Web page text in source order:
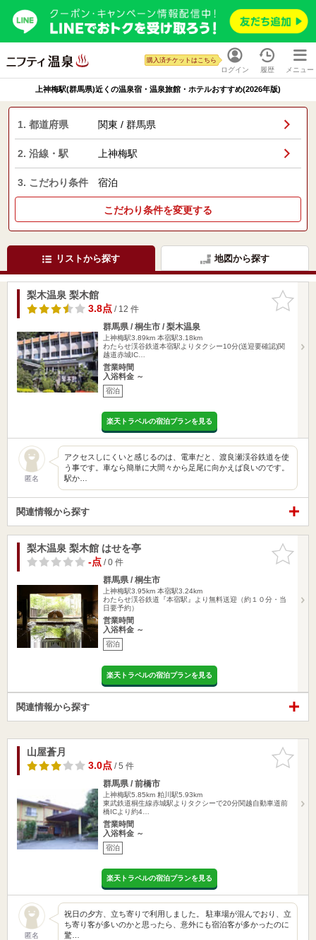
ログイン
購入済チケットはこちら
履歴 メニュー
上神梅駅(群馬県)近くの温泉宿・温泉旅館・ホテルおすすめ(2026年版)
1. 都道府県 関東 / 群馬県
2. 沿線・駅 上神梅駅
3. こだわり条件 宿泊
こだわり条件を変更する
リストから探す 地図から探す
お気に入
りに追加
梨木温泉 梨木館
3.8点/ 12 件
群馬県 / 桐生市 / 梨木温泉
上神梅駅3.89km 本宿駅3.18km
わたらせ渓谷鉄道本宿駅よりタクシー10分(送迎要確認)関
越道赤城IC…
営業時間
入浴料金 ～
宿泊
楽天トラベルの宿泊プランを見る
匿名
アクセスしにくいと感じるのは、電車だと、渡良瀬渓谷鉄道を使
う事です。車なら簡単に大間々から足尾に向かえば良いのです。
駅か…
関連情報から探す
お気に入
りに追加
梨木温泉 梨木館 はせを亭
-点/ 0 件
群馬県 / 桐生市
上神梅駅3.95km 本宿駅3.24km
わたらせ渓谷鉄道『本宿駅』より無料送迎（約１０分・当
日要予約）
営業時間
入浴料金 ～
宿泊
楽天トラベルの宿泊プランを見る
関連情報から探す
お気に入
りに追加
山屋蒼月
3.0点/ 5 件
群馬県 / 前橋市
上神梅駅5.85km 粕川駅5.93km
東武鉄道桐生線赤城駅よりタクシーで20分関越自動車道前
橋ICより約4…
営業時間
入浴料金 ～
宿泊
楽天トラベルの宿泊プランを見る
匿名
祝日の夕方、立ち寄りで利用しました。 駐車場が混んでおり、立
ち寄り客が多いのかと思ったら、意外にも宿泊客が多かったのに
驚…